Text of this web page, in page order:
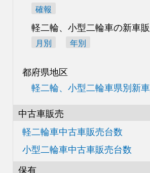
確報
軽二輪、小型二輪車の新車
月別 年別
都府県地区
軽二輪、小型二輪車県別新
中古車販売
軽二輪車中古車販売台数
小型二輪車中古車販売台数
保有